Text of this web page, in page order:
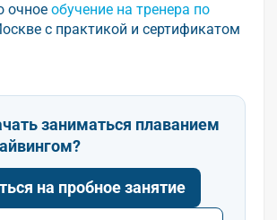
очное обучение на тренера по
с практикой и сертификатом
заниматься плаванием
на пробное занятие